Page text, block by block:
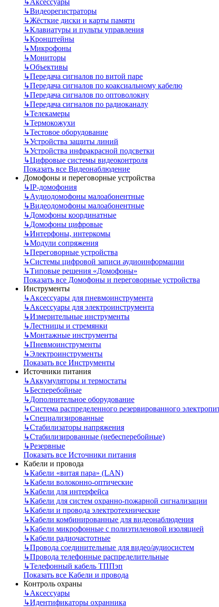
↳Аксессуары
↳Видеорегистраторы
↳Жёсткие диски и карты памяти
↳Клавиатуры и пульты управления
↳Кронштейны
↳Микрофоны
↳Мониторы
↳Объективы
↳Передача сигналов по витой паре
↳Передача сигналов по коаксиальному кабелю
↳Передача сигналов по оптоволокну
↳Передача сигналов по радиоканалу
↳Телекамеры
↳Термокожухи
↳Тестовое оборудование
↳Устройства защиты линий
↳Устройства инфракрасной подсветки
↳Цифровые системы видеоконтроля
Показать все Видеонаблюдение
Домофоны и переговорные устройства
↳IP-домофония
↳Аудиодомофоны малоабонентные
↳Видеодомофоны малоабонентные
↳Домофоны координатные
↳Домофоны цифровые
↳Интерфоны, интеркомы
↳Модули сопряжения
↳Переговорные устройства
↳Системы цифровой записи аудиоинформации
↳Типовые решения «Домофоны»
Показать все Домофоны и переговорные устройства
Инструменты
↳Аксессуары для пневмоинструмента
↳Аксессуары для электроинструмента
↳Измерительные инструменты
↳Лестницы и стремянки
↳Монтажные инструменты
↳Пневмоинструменты
↳Электроинструменты
Показать все Инструменты
Источники питания
↳Аккумуляторы и термостаты
↳Бесперебойные
↳Дополнительное оборудование
↳Система распределенного резервированного
↳Специализированные
↳Стабилизаторы напряжения
↳Стабилизированные (небесперебойные)
↳Резервные
Показать все Источники питания
Кабели и провода
↳Кабели «витая пара» (LAN)
↳Кабели волоконно-оптические
↳Кабели для интерфейса
↳Кабели для систем охранно-пожарной сигнализации
↳Кабели и провода электротехнические
↳Кабели комбинированные для видеонаблюдения
↳Кабели микрофонные с полиэтиленовой изоляцией
↳Кабели радиочастотные
↳Провода соединительные для видео/аудиосистем
↳Провода телефонные распределительные
↳Телефонный кабель ТППэп
Показать все Кабели и провода
Контроль охраны
↳Аксессуары
↳Идентификаторы охранника